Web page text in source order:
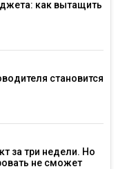
как вытащить
становится
за три недели. Но
не сможет